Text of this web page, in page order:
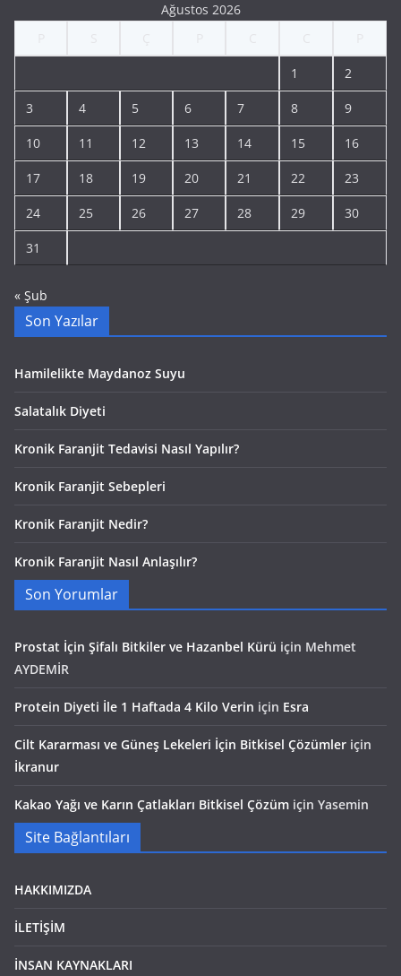
Ağustos 2026
1 2
3 4 5 6 7 8 9
10 11 12 13 14 15 16
17 18 19 20 21 22 23
24 25 26 27 28 29 30
31
« Şub
Son Yazılar
Hamilelikte Maydanoz Suyu
Salatalık Diyeti
Kronik Faranjit Tedavisi Nasıl Yapılır?
Kronik Faranjit Sebepleri
Kronik Faranjit Nedir?
Kronik Faranjit Nasıl Anlaşılır?
Son Yorumlar
Prostat İçin Şifalı Bitkiler ve Hazanbel Kürü için Mehmet
AYDEMİR
Protein Diyeti İle 1 Haftada 4 Kilo Verin için Esra
Cilt Kararması ve Güneş Lekeleri İçin Bitkisel Çözümler için
İkranur
Kakao Yağı ve Karın Çatlakları Bitkisel Çözüm için Yasemin
Site Bağlantıları
HAKKIMIZDA
İLETİŞİM
İNSAN KAYNAKLARI